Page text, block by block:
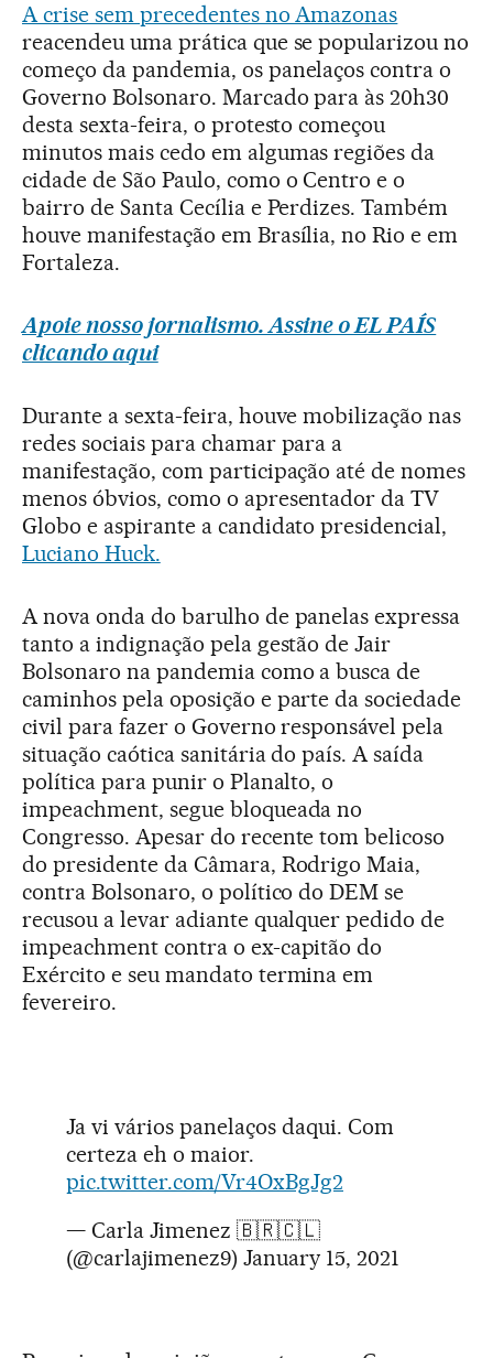
A crise sem precedentes no Amazonas
reacendeu uma prática que se popularizou no
começo da pandemia, os panelaços contra o
Governo Bolsonaro. Marcado para às 20h30
desta sexta-feira, o protesto começou
minutos mais cedo em algumas regiões da
cidade de São Paulo, como o Centro e o
bairro de Santa Cecília e Perdizes. Também
houve manifestação em Brasília, no Rio e em
Fortaleza.
Apoie nosso jornalismo. Assine o EL PAÍS
clicando aqui
Durante a sexta-feira, houve mobilização nas
redes sociais para chamar para a
manifestação, com participação até de nomes
menos óbvios, como o apresentador da TV
Globo e aspirante a candidato presidencial,
Luciano Huck.
A nova onda do barulho de panelas expressa
tanto a indignação pela gestão de Jair
Bolsonaro na pandemia como a busca de
caminhos pela oposição e parte da sociedade
civil para fazer o Governo responsável pela
situação caótica sanitária do país. A saída
política para punir o Planalto, o
impeachment, segue bloqueada no
Congresso. Apesar do recente tom belicoso
do presidente da Câmara, Rodrigo Maia,
contra Bolsonaro, o político do DEM se
recusou a levar adiante qualquer pedido de
impeachment contra o ex-capitão do
Exército e seu mandato termina em
fevereiro.
Ja vi vários panelaços daqui. Com
certeza eh o maior.
pic.twitter.com/Vr4OxBgJg2
— Carla Jimenez 🇧🇷🇨🇱
(@carlajimenez9) January 15, 2021